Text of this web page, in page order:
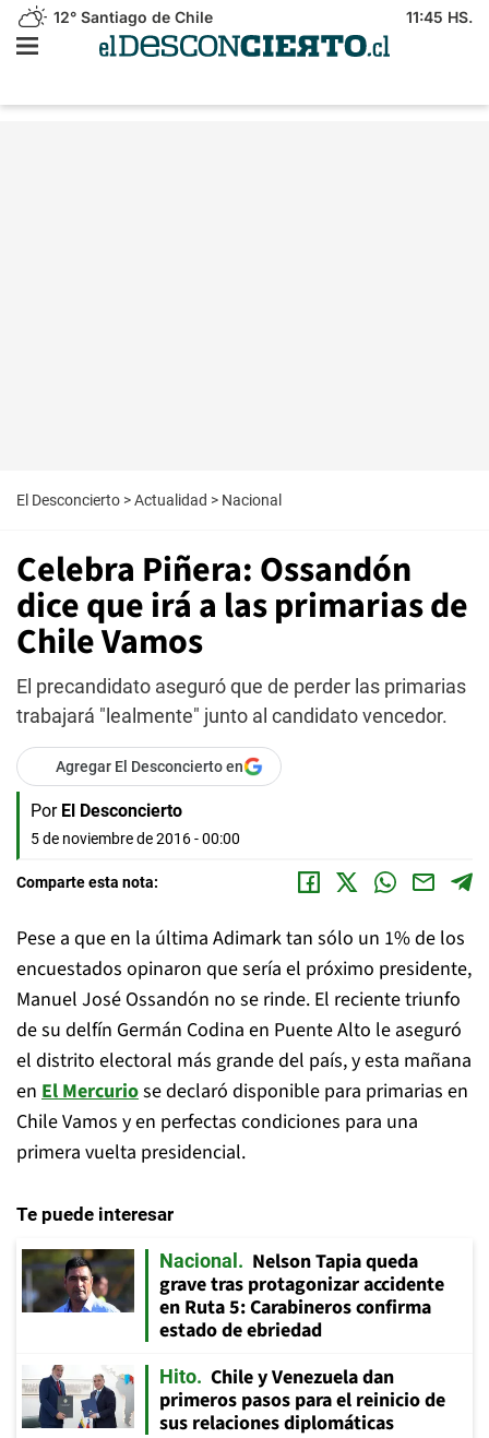
12° Santiago de Chile 11:45 HS.
El Desconcierto >Actualidad > Nacional
Celebra Piñera: Ossandón
dice que irá a las primarias de
Chile Vamos
El precandidato aseguró que de perder las primarias
trabajará "lealmente" junto al candidato vencedor.
Agregar El Desconcierto en
Por El Desconcierto
5 de noviembre de 2016 - 00:00
Comparte esta nota:
Pese a que en la última Adimark tan sólo un 1% de los
encuestados opinaron que sería el próximo presidente,
Manuel José Ossandón no se rinde. El reciente triunfo
de su delfín Germán Codina en Puente Alto le aseguró
el distrito electoral más grande del país, y esta mañana
en El Mercuriose declaró disponible para primarias en
Chile Vamos y en perfectas condiciones para una
primera vuelta presidencial.
Te puede interesar
Nacional
Nelson Tapia queda
grave tras protagonizar accidente
en Ruta 5: Carabineros confirma
estado de ebriedad
Hito
Chile y Venezuela dan
primeros pasos para el reinicio de
sus relaciones diplomáticas